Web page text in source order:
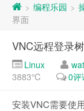
> 编程乐园 >
界面
VNC远程登录
Linux
3883℃
0评
安装VNC需要使